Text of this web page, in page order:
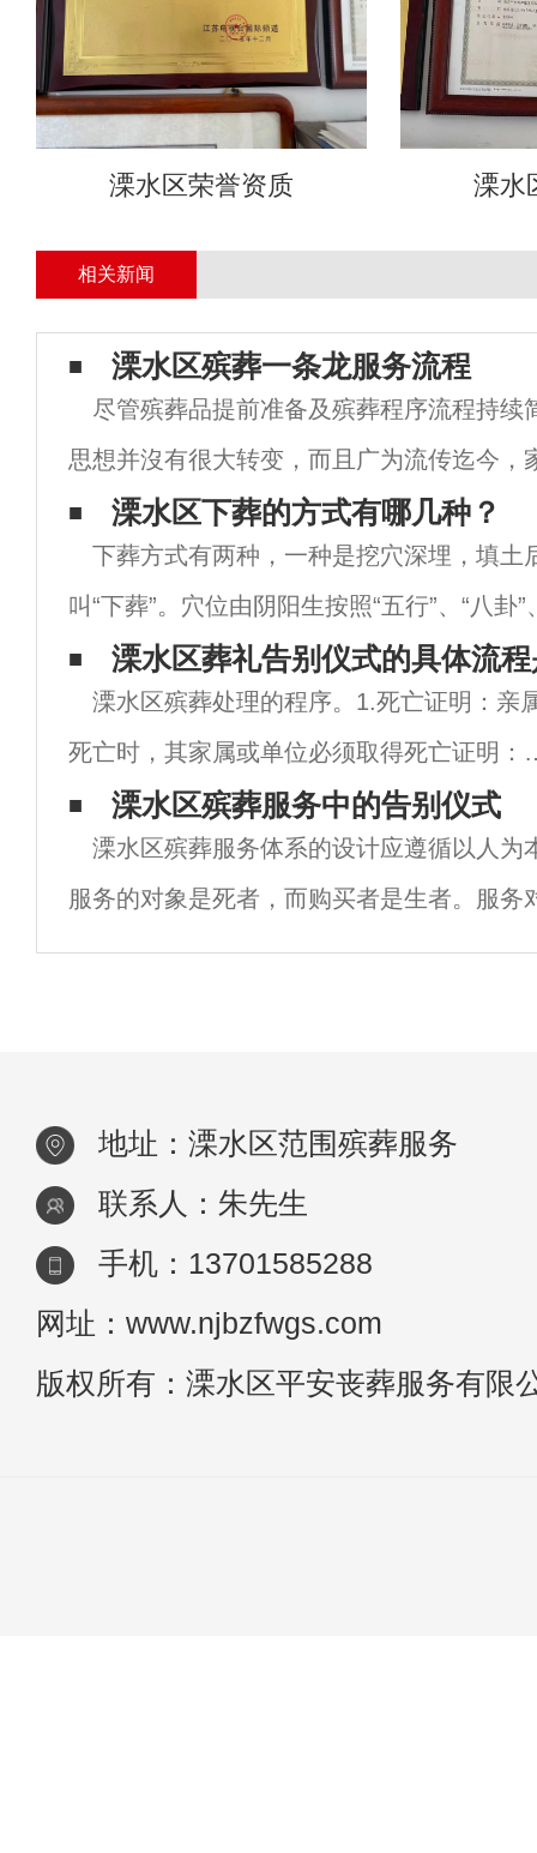
溧水区荣誉资质 溧水
相关新闻
溧水区殡葬一条龙服务流程
尽管殡葬品提前准备及殡葬程序流程持续
思想并沒有很大转变，而且广为流传迄今，
了，离不了。丧葬文化，都是中华文化，数
明史中的一部分，它涵盖了儒家、道家、佛
溧水区下葬的方式有哪几种？
下葬方式有两种，一种是挖穴深埋，填土
叫“下葬”。穴位由阴阳生按照“五行”、“八卦”
象”的方位派人刨好坟坑，内铺黄缎子，安
福寿果，四角各置一钱，撒五谷杂粮，其中
溧水区葬礼告别仪式的具体流
溧水区殡葬处理的程序。1.死亡证明：亲
死亡时，其家属或单位必须取得死亡证明：
常死亡的，由医疗卫生机构出具死亡证明；
常死亡的，由区、县以上公安机关出具死亡
明。2.账户：受害者家属凭死亡证到派出所
溧水区殡葬服务中的告别仪式
溧水区殡葬服务体系的设计应遵循以人为
服务的对象是死者，而购买者是生者。服务
分离是殡葬服务的典型特征。也可以说殡葬
地址：溧水区范围殡葬服务
联系人：朱先生
手机：13701585288
网址：www.njbzfwgs.com
版权所有：溧水区平安丧葬服务有限